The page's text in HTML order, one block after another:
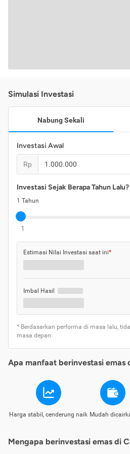
Simulasi Investasi
Nabung Sekali
Investasi Awal
Rp
Investasi Sejak Berapa Tahun Lalu?
1 Tahun
1
Estimasi Nilai Investasi saat ini*
Imbal Hasil
* Berdasarkan performa di masa lalu,
masa depan.
Apa manfaat berinvestasi emas
Harga stabil, cenderung naik Mudah
Mengapa berinvestasi emas di